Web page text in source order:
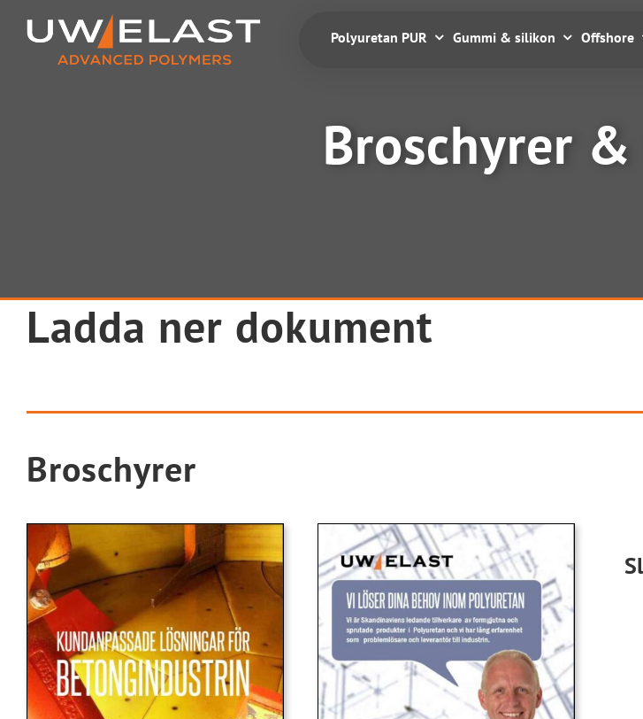
innehållet
Polyuretan PUR Gummi & silikon Offshore
Broschyrer
Ladda ner dokument
Broschyrer